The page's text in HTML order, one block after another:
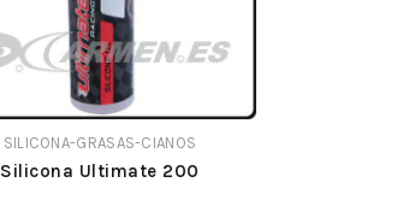
SILICONA-GRASAS-CIANOS
Silicona Ultimate 200